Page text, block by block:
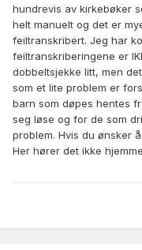
hundrevis av kirkebøker
helt manuelt og det er
feiltranskribert. Jeg har
feiltranskriberingene er
dobbeltsjekke litt, men
som et lite problem er
barn som døpes hentes
seg løse og for de som
problem. Hvis du ønsker
Her hører det ikke